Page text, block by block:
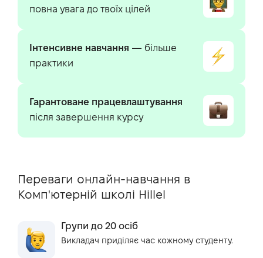
повна увага до твоїх цілей
Інтенсивне навчання — більше
практики
Гарантоване працевлаштування
після завершення курсу
Переваги онлайн-навчання в
Комп'ютерній школі Hillel
Групи до 20 осіб
Викладач приділяє час кожному студенту.